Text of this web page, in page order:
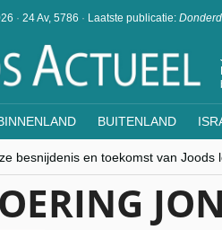
· 24 Av, 5786 · Laatste publicatie:
BUITENLAND
besnijdenis en toekomst van
toont hoe moeilijk seculiere
| ROEMENIË – Boekarest: de
zit elke Jood in België op de
lanceert nieuwe website en